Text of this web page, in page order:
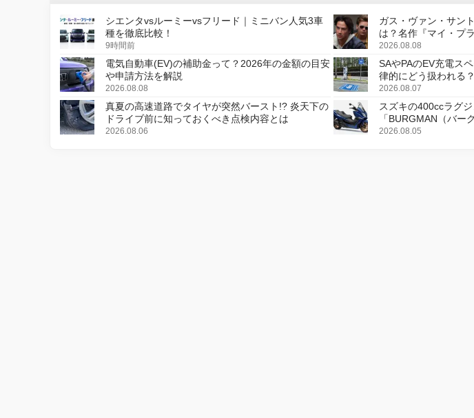
シエンタvsルーミーvsフリード｜ミニバン人気3車
種を徹底比較！
9時間前
ガス・ヴァン・サン
は？名作『マイ・プ
デジタルリマスター版
2026.08.08
電気自動車(EV)の補助金って？2026年の金額の目安
や申請方法を解説
2026.08.08
SAやPAのEV充電ス
律的にどう扱われる？
2026.08.07
真夏の高速道路でタイヤが突然バースト!? 炎天下の
ドライブ前に知っておくべき点検内容とは
2026.08.06
スズキの400ccラグ
「BURGMAN（バー
更し、8月18日に発売
2026.08.05